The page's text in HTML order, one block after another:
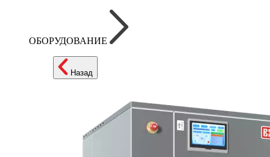
ОБОРУДОВАНИЕ
Назад